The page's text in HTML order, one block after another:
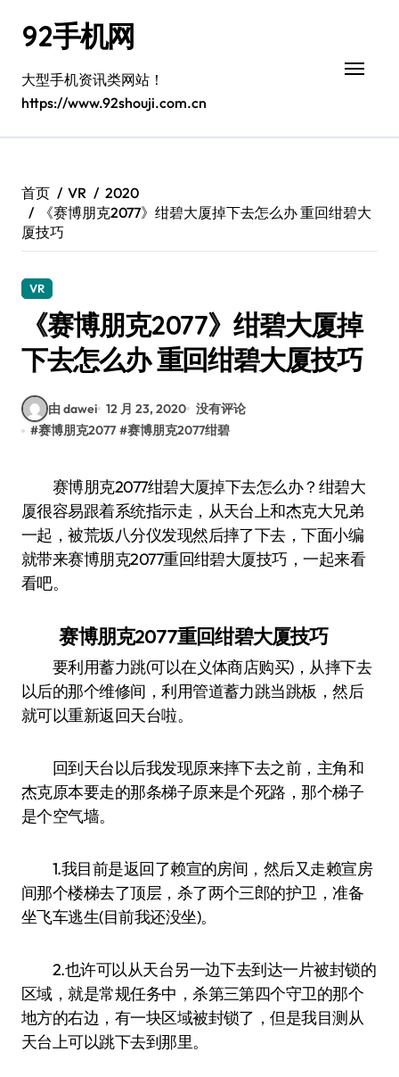
92手机网
大型手机资讯类网站！
https://www.92shouji.com.cn
首页 VR
2020
《赛博朋克2077》绀碧大厦掉下去怎么办 重回绀碧大
厦技巧
VR
《赛博朋克2077》绀碧大厦掉
下去怎么办 重回绀碧大厦技巧
由 dawei 12 月 23, 2020 没有评论
#赛博朋克2077 #赛博朋克2077绀碧
赛博朋克2077绀碧大厦掉下去怎么办？绀碧大
厦很容易跟着系统指示走，从天台上和杰克大兄弟
一起，被荒坂八分仪发现然后摔了下去，下面小编
就带来赛博朋克2077重回绀碧大厦技巧，一起来看
看吧。
赛博朋克2077重回绀碧大厦技巧
要利用蓄力跳(可以在义体商店购买)，从摔下去
以后的那个维修间，利用管道蓄力跳当跳板，然后
就可以重新返回天台啦。
回到天台以后我发现原来摔下去之前，主角和
杰克原本要走的那条梯子原来是个死路，那个梯子
是个空气墙。
1.我目前是返回了赖宣的房间，然后又走赖宣房
间那个楼梯去了顶层，杀了两个三郎的护卫，准备
坐飞车逃生(目前我还没坐)。
2.也许可以从天台另一边下去到达一片被封锁的
区域，就是常规任务中，杀第三第四个守卫的那个
地方的右边，有一块区域被封锁了，但是我目测从
天台上可以跳下去到那里。